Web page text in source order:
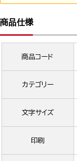
商品仕様
商品コード
カテゴリー
文字サイズ
印刷